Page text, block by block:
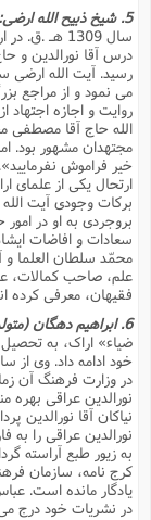
5. شیخ ذبیح الله ارضى:
سال 1309 هـ
درس آقا نورالدین و
رسید. آیت الله ارضى
مى نمود و از مراجع
روایت و اجازه اجتهاد
الله حاج آقا مصطفى
مجتهدان مشهور بود.
خیر فراموش
ارتحال یکى از علماى
برکات وجودى آیت
بروجردى به او در
سعادات و افاضات
محمّد سلطان العلما و
علم، صاحب کمالات،
فقیهان، معرفى کرده
6. ابراهیم دهگان (متولد 1307 هـ .ق.):
در وزارت فرهنگ آن
نورالدین عراقى بهره
نیاکان آقا نورالدین
نورالدین عراقى را به
به زیور طبع آراسته
کرج نامه، سازمان
یادگار مانده است.
در نشریات خود درج مى